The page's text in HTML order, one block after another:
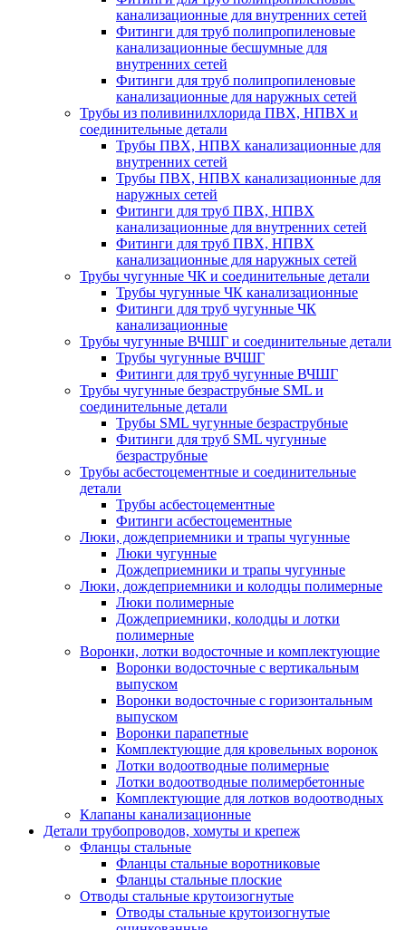
канализационные для внутренних сетей
Фитинги для труб полипропиленовые
канализационные бесшумные для
внутренних сетей
Фитинги для труб полипропиленовые
канализационные для наружных сетей
Трубы из поливинилхлорида ПВХ, НПВХ и
соединительные детали
Трубы ПВХ, НПВХ канализационные для
внутренних сетей
Трубы ПВХ, НПВХ канализационные для
наружных сетей
Фитинги для труб ПВХ, НПВХ
канализационные для внутренних сетей
Фитинги для труб ПВХ, НПВХ
канализационные для наружных сетей
Трубы чугунные ЧК и соединительные детали
Трубы чугунные ЧК канализационные
Фитинги для труб чугунные ЧК
канализационные
Трубы чугунные ВЧШГ и соединительные детали
Трубы чугунные ВЧШГ
Фитинги для труб чугунные ВЧШГ
Трубы чугунные безраструбные SML и
соединительные детали
Трубы SML чугунные безраструбные
Фитинги для труб SML чугунные
безраструбные
Трубы асбестоцементные и соединительные
детали
Трубы асбестоцементные
Фитинги асбестоцементные
Люки, дождеприемники и трапы чугунные
Люки чугунные
Дождеприемники и трапы чугунные
Люки, дождеприемники и колодцы полимерные
Люки полимерные
Дождеприемники, колодцы и лотки
полимерные
Воронки, лотки водосточные и комплектующие
Воронки водосточные с вертикальным
выпуском
Воронки водосточные с горизонтальным
выпуском
Воронки парапетные
Комплектующие для кровельных воронок
Лотки водоотводные полимерные
Лотки водоотводные полимербетонные
Комплектующие для лотков водоотводных
Клапаны канализационные
Детали трубопроводов, хомуты и крепеж
Фланцы стальные
Фланцы стальные воротниковые
Фланцы стальные плоские
Отводы стальные крутоизогнутые
Отводы стальные крутоизогнутые